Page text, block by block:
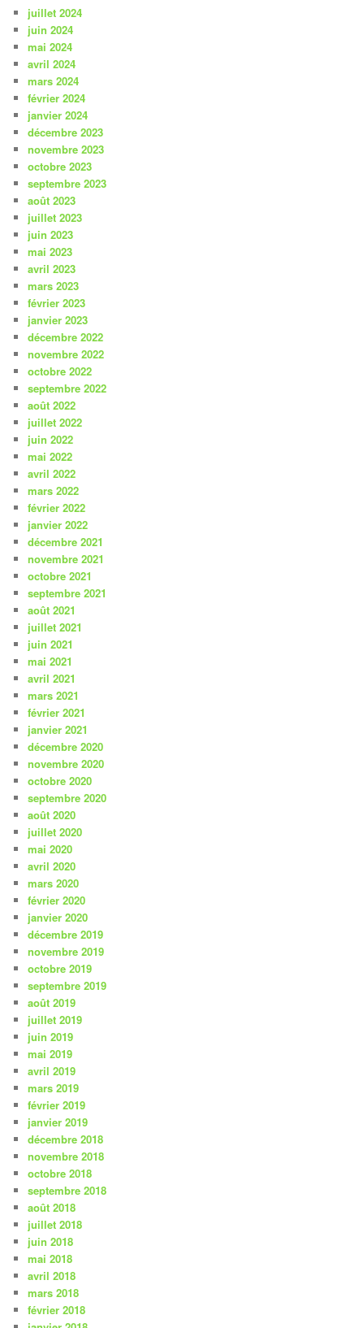
juillet 2024
juin 2024
mai 2024
avril 2024
mars 2024
février 2024
janvier 2024
décembre 2023
novembre 2023
octobre 2023
septembre 2023
août 2023
juillet 2023
juin 2023
mai 2023
avril 2023
mars 2023
février 2023
janvier 2023
décembre 2022
novembre 2022
octobre 2022
septembre 2022
août 2022
juillet 2022
juin 2022
mai 2022
avril 2022
mars 2022
février 2022
janvier 2022
décembre 2021
novembre 2021
octobre 2021
septembre 2021
août 2021
juillet 2021
juin 2021
mai 2021
avril 2021
mars 2021
février 2021
janvier 2021
décembre 2020
novembre 2020
octobre 2020
septembre 2020
août 2020
juillet 2020
mai 2020
avril 2020
mars 2020
février 2020
janvier 2020
décembre 2019
novembre 2019
octobre 2019
septembre 2019
août 2019
juillet 2019
juin 2019
mai 2019
avril 2019
mars 2019
février 2019
janvier 2019
décembre 2018
novembre 2018
octobre 2018
septembre 2018
août 2018
juillet 2018
juin 2018
mai 2018
avril 2018
mars 2018
février 2018